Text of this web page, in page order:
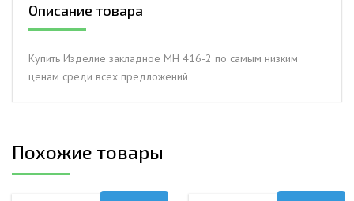
Описание товара
Купить Изделие закладное МН 416-2 по самым низким
ценам среди всех предложений
Похожие товары